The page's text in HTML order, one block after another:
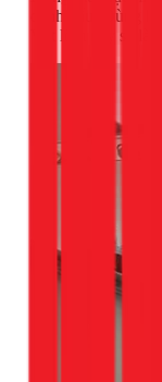
đánh dấu. Dùng
Vết lõm này sẽ là